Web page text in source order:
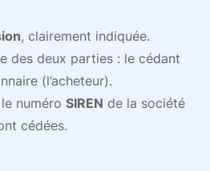
, clairement indiquée.
des deux parties : le cédant
(l’acheteur).
numéro SIREN de la société
cédées.